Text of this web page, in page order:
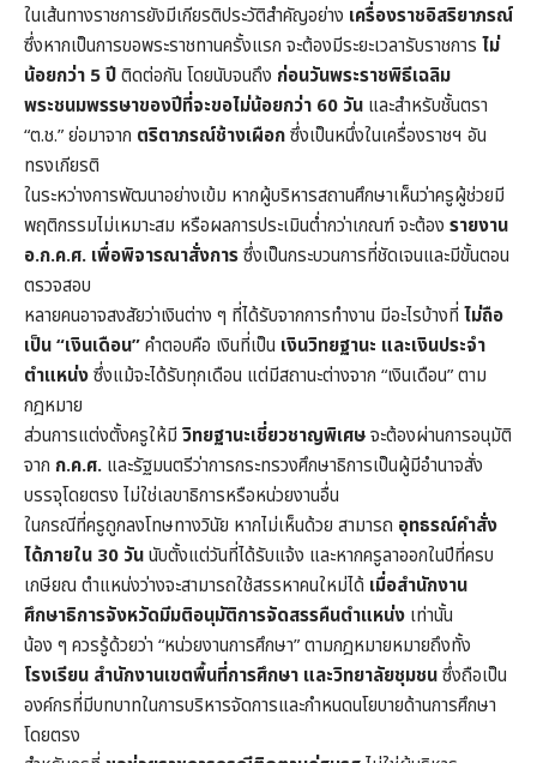
ในเส้นทางราชการยังมีเกียรติประวัติสำคัญอย่าง เครื่องราชอิสริยาภรณ์
ซึ่งหากเป็นการขอพระราชทานครั้งแรก จะต้องมีระยะเวลารับราชการ ไม่
น้อยกว่า 5 ปีติดต่อกัน โดยนับจนถึง ก่อนวันพระราชพิธีเฉลิม
พระชนมพรรษาของปีที่จะขอไม่น้อยกว่า 60 วัน และสำหรับชั้นตรา
“ต.ช.” ย่อมาจาก ตริตาภรณ์ช้างเผือกซึ่งเป็นหนึ่งในเครื่องราชฯ อัน
ทรงเกียรติ
ในระหว่างการพัฒนาอย่างเข้ม หากผู้บริหารสถานศึกษาเห็นว่าครูผู้ช่วยมี
พฤติกรรมไม่เหมาะสม หรือผลการประเมินต่ำกว่าเกณฑ์ จะต้อง รายงาน
อ.ก.ค.ศ. เพื่อพิจารณาสั่งการซึ่งเป็นกระบวนการที่ชัดเจนและมีขั้นตอน
ตรวจสอบ
หลายคนอาจสงสัยว่าเงินต่าง ๆ ที่ได้รับจากการทำงาน มีอะไรบ้างที่ ไม่ถือ
เป็น “เงินเดือน”คำตอบคือ เงินที่เป็น เงินวิทยฐานะ และเงินประจำ
ตำแหน่งซึ่งแม้จะได้รับทุกเดือน แต่มีสถานะต่างจาก “เงินเดือน” ตาม
กฎหมาย
ส่วนการแต่งตั้งครูให้มี วิทยฐานะเชี่ยวชาญพิเศษจะต้องผ่านการอนุมัติ
จาก ก.ค.ศ. และรัฐมนตรีว่าการกระทรวงศึกษาธิการเป็นผู้มีอำนาจสั่ง
บรรจุโดยตรง ไม่ใช่เลขาธิการหรือหน่วยงานอื่น
ในกรณีที่ครูถูกลงโทษทางวินัย หากไม่เห็นด้วย สามารถ อุทธรณ์คำสั่ง
ได้ภายใน 30 วันนับตั้งแต่วันที่ได้รับแจ้ง และหากครูลาออกในปีที่ครบ
เกษียณ ตำแหน่งว่างจะสามารถใช้สรรหาคนใหม่ได้ เมื่อสำนักงาน
ศึกษาธิการจังหวัดมีมติอนุมัติการจัดสรรคืนตำแหน่ง เท่านั้น
น้อง ๆ ควรรู้ด้วยว่า “หน่วยงานการศึกษา” ตามกฎหมายหมายถึงทั้ง
โรงเรียน สำนักงานเขตพื้นที่การศึกษา และวิทยาลัยชุมชนซึ่งถือเป็น
องค์กรที่มีบทบาทในการบริหารจัดการและกำหนดนโยบายด้านการศึกษา
โดยตรง